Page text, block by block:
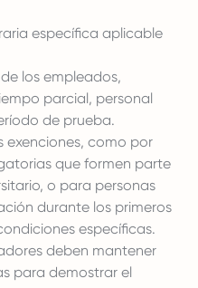
específica aplicable
los empleados,
parcial, personal
de prueba.
exenciones, como por
que formen parte
o para personas
durante los primeros
específicas.
deben mantener
para demostrar el